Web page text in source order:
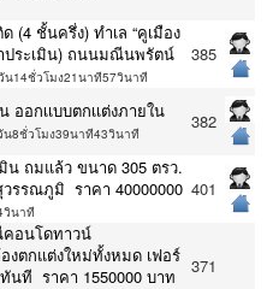
(4 ชั้นครึ่ง) ทำเล “คูเมือง
ประเมิน) ถนนมณีนพรัตน์
น14ชั่วโมง21นาที57วินาที
385
ออกเเบบตกเเต่งภายใน
น8ชั่วโมง39นาที43วินาที
382
น ถมแล้ว ขนาด 305 ตรว.
รรณภูมิ ราคา 40000000
วินาที
401
อนโดทาวน์
งตกแต่งใหม่ทั้งหมด เฟอร์
นที ราคา 1550000 บาท
371